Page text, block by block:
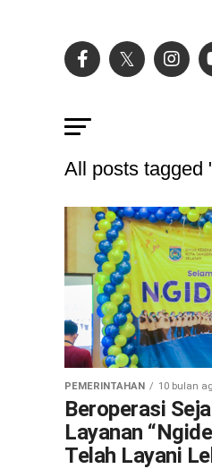
All posts tagged
PEMERINTAHAN 10 bulan
Beroperasi
Layanan
Telah Layani